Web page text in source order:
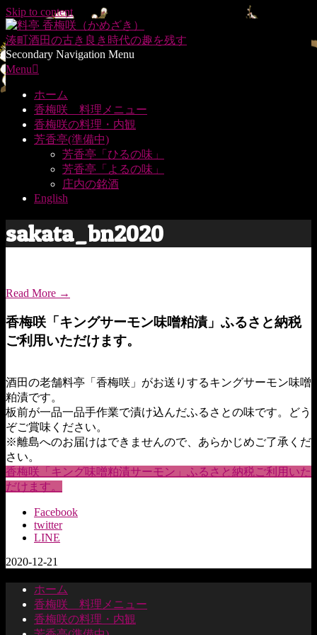
Skip to content
湊町酒田の古き良き時代の趣を残す
Secondary Navigation Menu
Menu
ホーム
香梅咲 料理メニュー
香梅咲の料理・内観
芳香亭(準備中)
芳香亭「ひるの味」
芳香亭「よるの味」
庄内の銘酒
English
sakata_bn2020
Read More →
香梅咲「キングサーモン味噌粕漬」ふるさと納税
ご利用いただけます。
酒田の老舗料亭「香梅咲」がお送りするキングサーモン味噌
粕漬です。
板前が一品一品手作業で漬け込んだふるさとの味です。どう
ぞご賞味ください。
※離島へのお届けはできませんので、あらかじめご了承くだ
さい。
香梅咲「キング味噌粕漬サーモン」ふるさと納税ご利用いた
だけます。
Facebook
twitter
LINE
2020-12-21
ホーム
香梅咲 料理メニュー
香梅咲の料理・内観